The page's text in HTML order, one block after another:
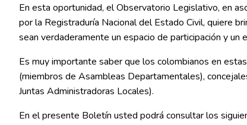
En esta oportunidad, el Observatorio Legislativo, en
por la Registraduría Nacional del Estado Civil, quiere
sean verdaderamente un espacio de participación y
Es muy importante saber que los colombianos en
(miembros de Asambleas Departamentales),
Juntas Administradoras Locales).
En el presente Boletín usted podrá consultar los